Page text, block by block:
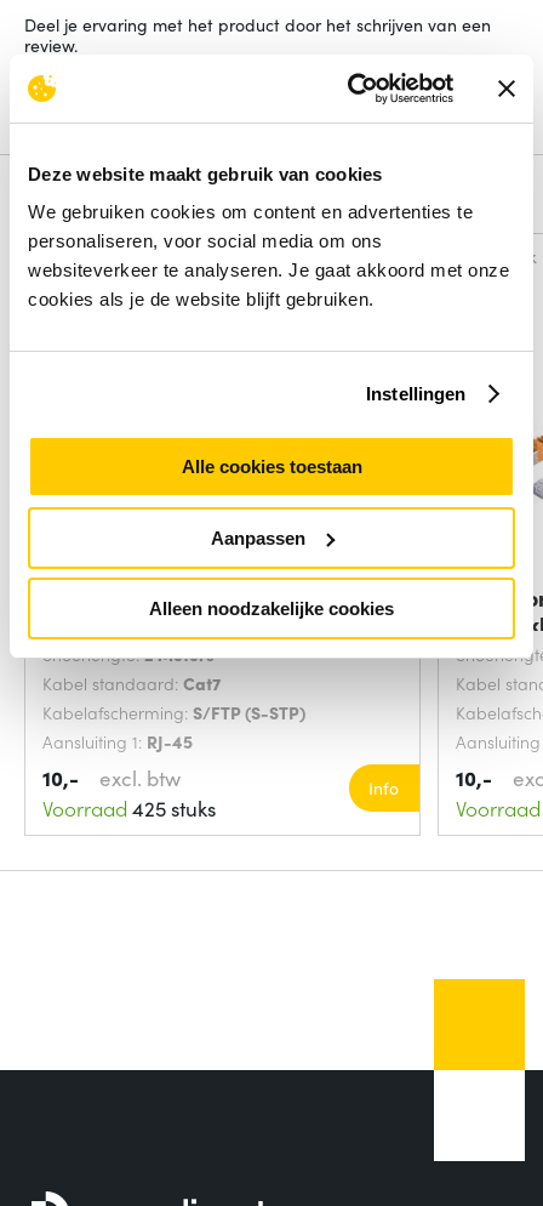
Deze website maakt gebruik van cookies
We gebruiken cookies om content en advertenties te
personaliseren, voor social media om ons
websiteverkeer te analyseren. Je gaat akkoord met onze
cookies als je de website blijft gebruiken.
Instellingen
Alle cookies toestaan
Aanpassen
Alleen noodzakelijke cookies
Deel je ervaring met het product door het schrijven van een
review.
Schrijf een review
Alternatieven
Microconnect SFTP702G
netwerkkabel Groen 2
Snoerlengte:2 Meters
Kabel standaard: Cat7
Kabelafscherming: S/FTP (S-STP)
Aansluiting 1: RJ-45
10,-
excl. btw
Voorraad 425 stuks
Info
Vergelijk
Kabel
10,-
Voorraad